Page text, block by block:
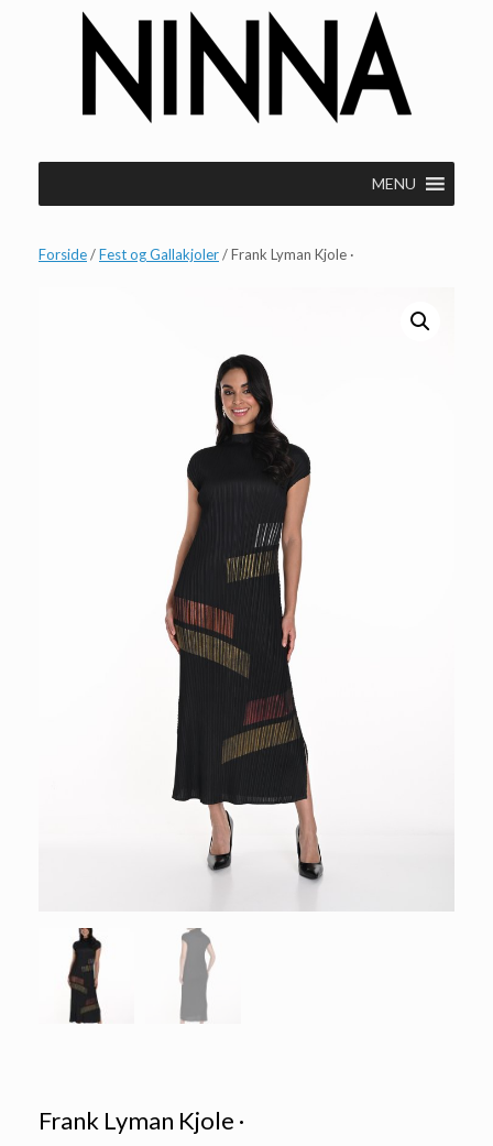
MENU
Forside/Fest og Gallakjoler/ Frank Lyman Kjole ·
Frank Lyman Kjole ·